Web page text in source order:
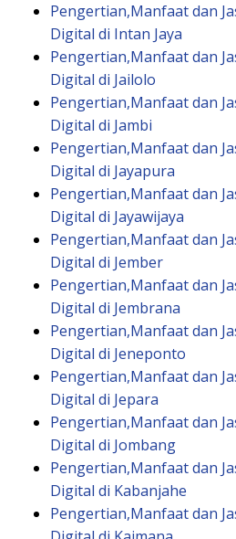
Pengertian,Manfaat dan
Digital di Intan Jaya
Pengertian,Manfaat dan
Digital di Jailolo
Pengertian,Manfaat dan
Digital di Jambi
Pengertian,Manfaat dan
Digital di Jayapura
Pengertian,Manfaat dan
Digital di Jayawijaya
Pengertian,Manfaat dan
Digital di Jember
Pengertian,Manfaat dan
Digital di Jembrana
Pengertian,Manfaat dan
Digital di Jeneponto
Pengertian,Manfaat dan
Digital di Jepara
Pengertian,Manfaat dan
Digital di Jombang
Pengertian,Manfaat dan
Digital di Kabanjahe
Pengertian,Manfaat dan